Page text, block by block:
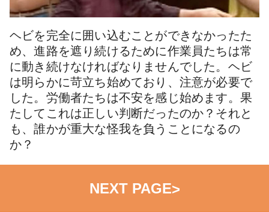
ヘビを完全に囲い込むことができなかったた
め、進路を遮り続けるために作業員たちは常
に動き続けなければなりませんでした。ヘビ
は明らかに苛立ち始めており、注意が必要で
した。労働者たちは不安を感じ始めます。果
たしてこれは正しい判断だったのか？それと
も、誰かが重大な怪我を負うことになるの
か？
NEXT PAGE>